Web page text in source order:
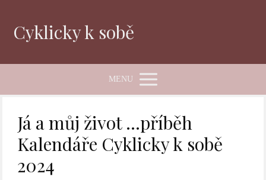
Cyklicky k sobě
MENU
Já a můj život …příběh
Kalendáře Cyklicky k sobě
2024